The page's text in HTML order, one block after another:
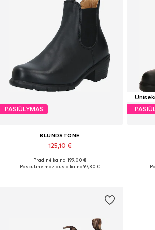
PASIŪLYMAS
BLUNDSTONE
125,10 €
Galimi dydžiai: 35,5, 36, 38, 40, 40,5
Pradinė kaina: 199,00 €
Paskutinė mažiausia kaina:97,30 €